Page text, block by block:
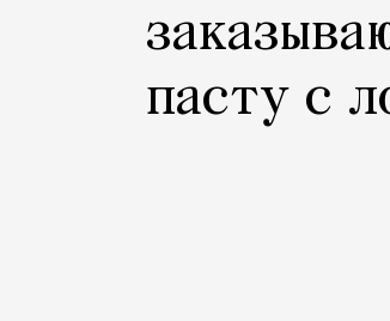
пасту с